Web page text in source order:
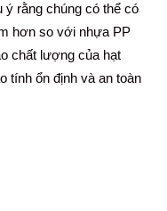
ý rằng chúng có thể có
hơn so với nhựa PP
chất lượng của hạt
tính ổn định và an toàn